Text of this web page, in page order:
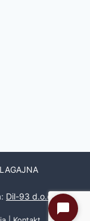
Dil-93 d.o.o.